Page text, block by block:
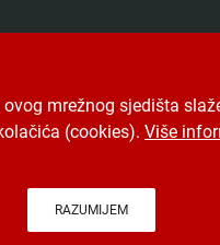
.Jedinstveni digitalni
hosting i održavanje
Na vrh
mrežnog sjedišta
(cookies). Više
RAZUMIJEM